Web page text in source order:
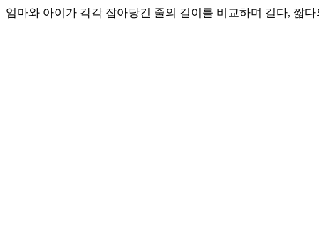
엄마와 아이가 각각 잡아당긴 줄의 길이를 비교하며 길다, 짧